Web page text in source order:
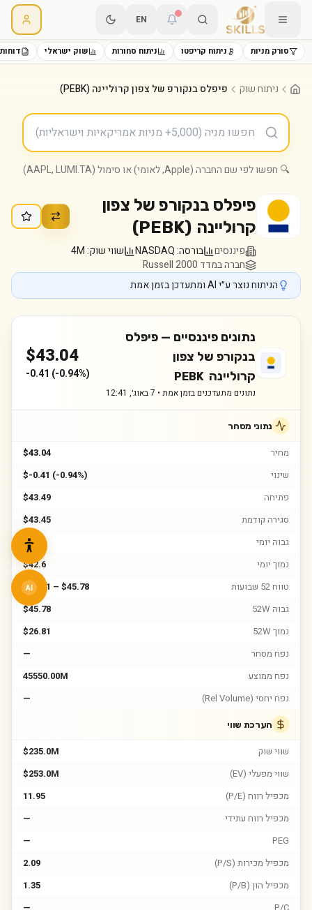
EN
סורק מניות ניתוח קריפטו ניתוח סחורות שוק ישראלי
ניתוח שוק פיפלס בנקורפ של צפון קרוליינה (PEBK)
🔍 חפשו לפי שם החברה (Apple, לאומי) או סימול (AAPL, LUMI.TA)
פיפלס בנקורפ של צפון
קרוליינה (
PEBK
)
פיננסים בורסה:NASDAQ שווי שוק:4M
חברה במדד Russell 2000
הניתוח נוצר ע״י AI ומתעדכן בזמן אמת
נתונים פיננסיים — פיפלס
בנקורפ של צפון
קרוליינה PEBK
נתונים מתעדכנים בזמן אמת • 7 באוג׳, 12:41
$43.04
-0.41 (-0.94%)
נתוני מסחר
מחיר
$43.04
שינוי
$-0.41 (-0.94%)
פתיחה
$43.49
סגירה קודמת
$43.45
גבוה יומי
$43.5
נמוך יומי
$42.6
טווח 52 שבועות
$26.81 – $45.78
גבוה 52W
$45.78
נמוך 52W
$26.81
נפח מסחר
—
נפח ממוצע
45550.00M
נפח יחסי (Rel Volume)
—
הערכת שווי
שווי שוק
$235.0M
שווי מפעלי (EV)
$253.0M
מכפיל רווח (P/E)
11.95
מכפיל רווח עתידי
—
PEG
—
מכפיל מכירות (P/S)
2.09
מכפיל הון (P/B)
1.35
AI